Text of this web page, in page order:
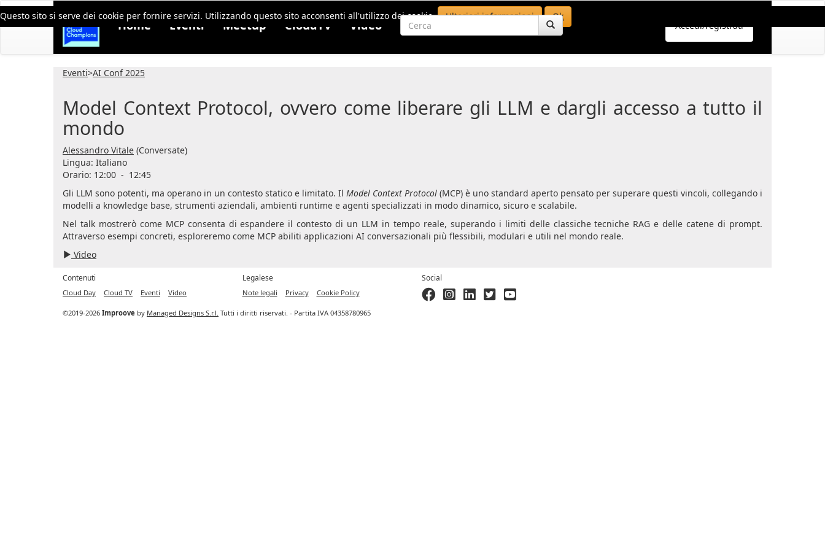
Questo sito si serve dei cookie per fornire servizi. Utilizzando questo sito acconsenti all'utilizzo dei cookie. Ulteriori informazioni Ok
Home Eventi Meetup CloudTV Video Accedi/registrati
Eventi>AI Conf 2025
Model Context Protocol, ovvero come liberare gli LLM e dargli accesso a tutto il
mondo
Alessandro Vitale (Conversate)
Lingua: Italiano
Orario: 12:00 - 12:45
Gli LLM sono potenti, ma operano in un contesto statico e limitato. Il Model Context Protocol (MCP) è uno standard aperto pensato per superare questi vincoli, collegando i
modelli a knowledge base, strumenti aziendali, ambienti runtime e agenti specializzati in modo dinamico, sicuro e scalabile.
Nel talk mostrerò come MCP consenta di espandere il contesto di un LLM in tempo reale, superando i limiti delle classiche tecniche RAG e delle catene di prompt.
Attraverso esempi concreti, esploreremo come MCP abiliti applicazioni AI conversazionali più flessibili, modulari e utili nel mondo reale.
Video
Contenuti
Cloud Day Cloud TV Eventi Video
Legalese
Note legali Privacy Cookie Policy
Social
©2019-2026 Improove by Managed Designs S.r.l. Tutti i diritti riservati. - Partita IVA 04358780965